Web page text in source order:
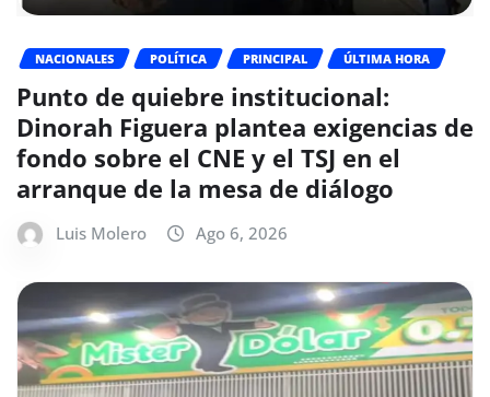
NACIONALES POLÍTICA PRINCIPAL ÚLTIMA HORA
Punto de quiebre institucional:
Dinorah Figuera plantea exigencias de
fondo sobre el CNE y el TSJ en el
arranque de la mesa de diálogo
Luis Molero Ago 6, 2026